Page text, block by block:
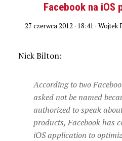
Facebook na
27 czerwca 2012 · 18:41 · Wojtek
Nick Bilton:
According to two
asked not be named
authorized to speak
products, Facebook has
iOS application to